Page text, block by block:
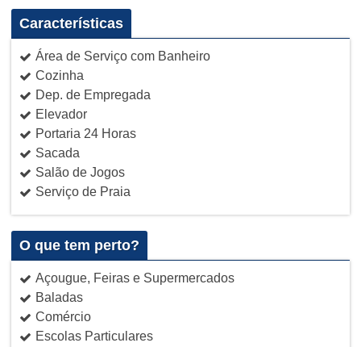
Características
Área de Serviço com Banheiro
Cozinha
Dep. de Empregada
Elevador
Portaria 24 Horas
Sacada
Salão de Jogos
Serviço de Praia
O que tem perto?
Açougue, Feiras e Supermercados
Baladas
Comércio
Escolas Particulares